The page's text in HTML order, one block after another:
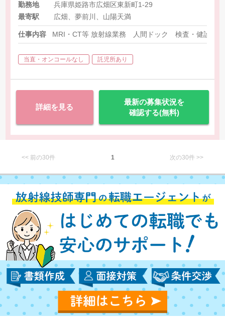
勤務地
兵庫県姫路市広畑区東新町1-29
最寄駅
広畑、夢前川、山陽天満
仕事内容 MRI・CT等 放射線業務 人間ドック 検査・健診業
当直・オンコールなし 託児所あり
詳細を見る
最新の募集状況を
確認する(無料)
<< 前の30件 1 次の30件 >>